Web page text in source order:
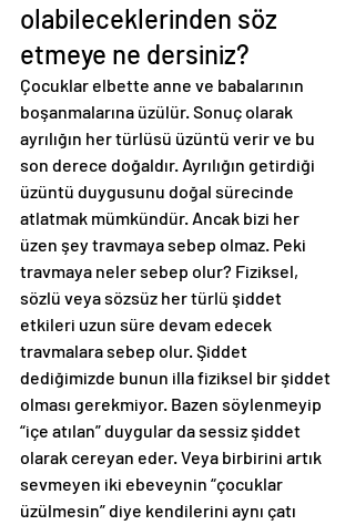
olabileceklerinden söz
etmeye ne dersiniz?
Çocuklar elbette anne ve babalarının
boşanmalarına üzülür. Sonuç olarak
ayrılığın her türlüsü üzüntü verir ve bu
son derece doğaldır. Ayrılığın getirdiği
üzüntü duygusunu doğal sürecinde
atlatmak mümkündür. Ancak bizi her
üzen şey travmaya sebep olmaz. Peki
travmaya neler sebep olur? Fiziksel,
sözlü veya sözsüz her türlü şiddet
etkileri uzun süre devam edecek
travmalara sebep olur. Şiddet
dediğimizde bunun illa fiziksel bir şiddet
olması gerekmiyor. Bazen söylenmeyip
“içe atılan” duygular da sessiz şiddet
olarak cereyan eder. Veya birbirini artık
sevmeyen iki ebeveynin “çocuklar
üzülmesin” diye kendilerini aynı çatı